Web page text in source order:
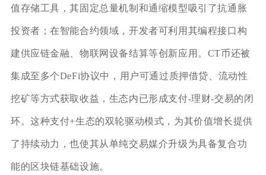
值存储工具，其固定总量机制和通缩模型吸引了抗通胀
投资者；在智能合约领域，开发者可利用其编程接口构
建供应链金融、物联网设备结算等创新应用。CT币还被
集成至多个DeFi协议中，用户可通过质押借贷、流动性
挖矿等方式获取收益，生态内已形成支付-理财-交易的闭
环。这种支付+生态的双轮驱动模式，为其价值增长提供
了持续动力，也使其从单纯交易媒介升级为具备复合功
能的区块链基础设施。